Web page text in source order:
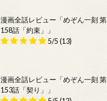
漫画全話レビュー「めぞん一刻 第
158話「約束」」
5/5 (13)
漫画全話レビュー「めぞん一刻 第
153話「契り」」